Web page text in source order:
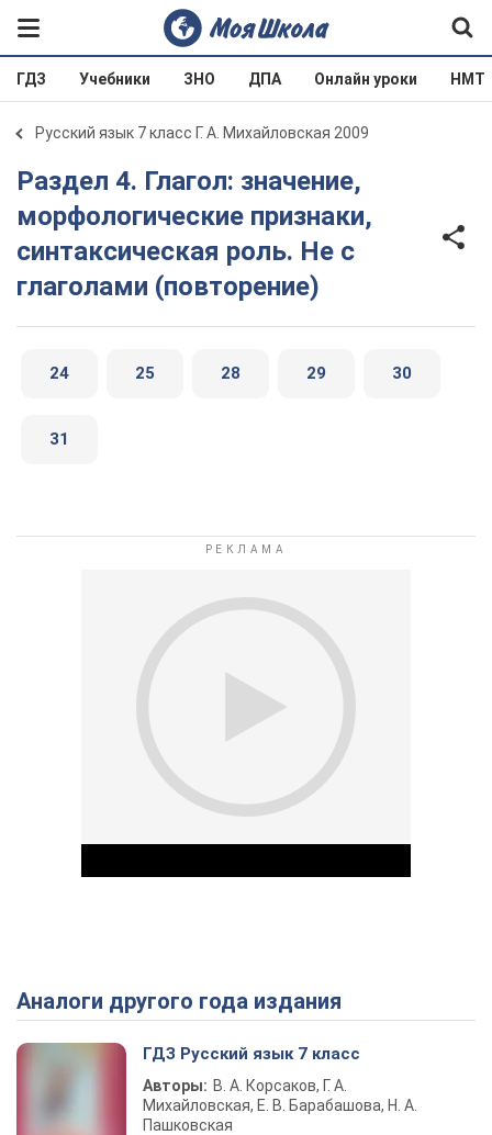
ГДЗ Учебники ЗНО ДПА Онлайн уроки НМТ
Русский язык 7 класс Г. А. Михайловская 2009
Раздел 4. Глагол: значение,
морфологические признаки,
синтаксическая роль. Не с
глаголами (повторение)
24 25 28 29 30
31
Play Video
Аналоги другого года издания
ГДЗ Русский язык 7 класс
Авторы: В. А. Корсаков, Г. А.
Михайловская, Е. В. Барабашова, Н. А.
Пашковская